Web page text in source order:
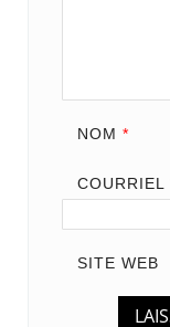
NOM *
COURRIEL
SITE WEB